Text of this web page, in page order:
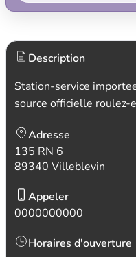
Description
Station-service
source officielle roulez-
Adresse
135 RN 6
89340 Villeblevin
Appeler
0000000000
Horaires d'ouverture